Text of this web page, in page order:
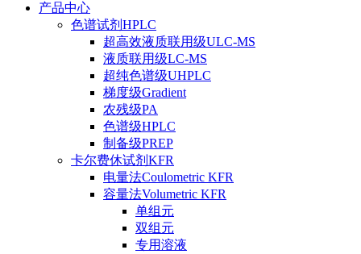
产品中心
色谱试剂HPLC
超高效液质联用级ULC-MS
液质联用级LC-MS
超纯色谱级UHPLC
梯度级Gradient
农残级PA
色谱级HPLC
制备级PREP
卡尔费休试剂KFR
电量法Coulometric KFR
容量法Volumetric KFR
单组元
双组元
专用溶液